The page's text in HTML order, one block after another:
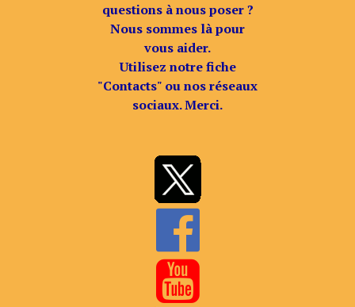
questions à nous poser ?
Nous sommes là pour
vous aider.
Utilisez notre fiche
"Contacts" ou nos réseaux
sociaux. Merci.

